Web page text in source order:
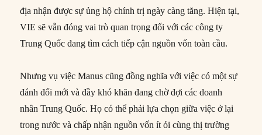
địa nhận được sự ủng hộ chính trị ngày càng tăng. Hiện tại,
VIE sẽ vẫn đóng vai trò quan trọng đối với các công ty
Trung Quốc đang tìm cách tiếp cận nguồn vốn toàn cầu.
Nhưng vụ việc Manus cũng đồng nghĩa với việc có một sự
đánh đổi mới và đầy khó khăn đang chờ đợi các doanh
nhân Trung Quốc. Họ có thể phải lựa chọn giữa việc ở lại
trong nước và chấp nhận nguồn vốn ít ỏi cùng thị trường